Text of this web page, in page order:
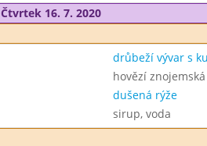
Čtvrtek 16. 7. 2020
drůbeží vývar s
hovězí znojemská
dušená rýže
sirup, voda